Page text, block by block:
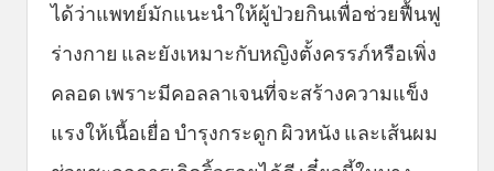
ได้ว่าแพทย์มักแนะนำให้ผู้ป่วยกินเพื่อช่วยฟื้นฟู
ร่างกาย และยังเหมาะกับหญิงตั้งครรภ์หรือเพิ่ง
คลอด เพราะมีคอลลาเจนที่จะสร้างความแข็ง
แรงให้เนื้อเยื่อ บำรุงกระดูก ผิวหนัง และเส้นผม